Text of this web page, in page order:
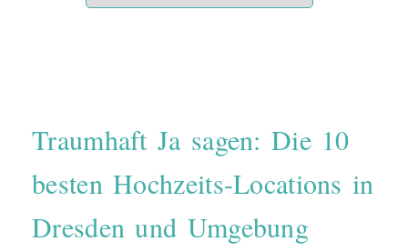
Traumhaft Ja sagen: Die 10
besten Hochzeits-Locations in
Dresden und Umgebung